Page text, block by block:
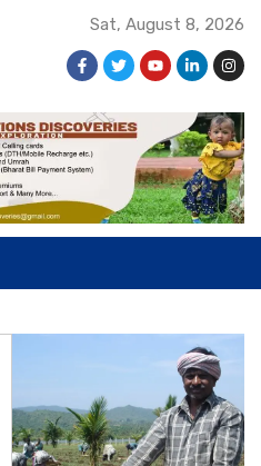
Sat, August 8, 2026